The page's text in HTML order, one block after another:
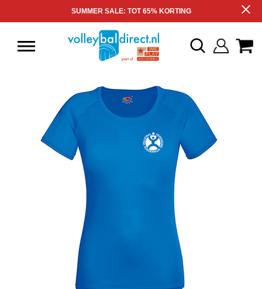
SUMMER SALE: TOT 65% KORTING